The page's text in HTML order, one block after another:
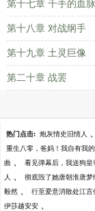
第十七章 千手的血
第十八章 对战纲手
第十九章 土灵巨像
第二十章 战罢
热门点击: 炮灰情史旧情人 、
重生八零，爸妈！我自有我
曲 、 看见弹幕后，我送狗
人 、 彻底毁了她唐朝淮唐梦
毅然 、 行至爱意消散处江言
伊莎越安安 、